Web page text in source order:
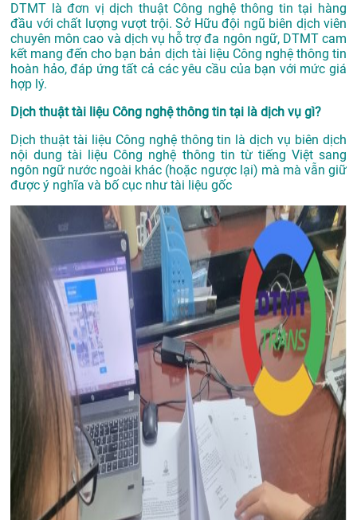
DTMT là đơn vị dịch thuật Công nghệ thông tin tại hàng
đầu với chất lượng vượt trội. Sở Hữu đội ngũ biên dịch viên
chuyên môn cao và dịch vụ hỗ trợ đa ngôn ngữ, DTMT cam
kết mang đến cho bạn bản dịch tài liệu Công nghệ thông tin
hoàn hảo, đáp ứng tất cả các yêu cầu của bạn với mức giá
hợp lý.
Dịch thuật tài liệu Công nghệ thông tin tại là dịch vụ gì?
Dịch thuật tài liệu Công nghệ thông tin là dịch vụ biên dịch
nội dung tài liệu Công nghệ thông tin từ tiếng Việt sang
ngôn ngữ nước ngoài khác (hoặc ngược lại) mà mà vẫn giữ
được ý nghĩa và bố cục như tài liệu gốc